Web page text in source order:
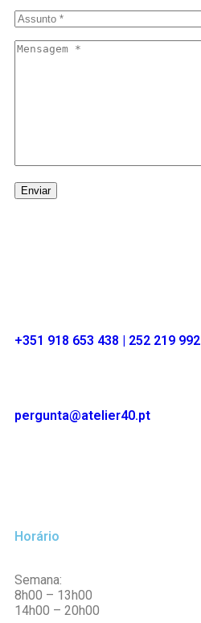
+351 918 653 438 | 252 219 992
pergunta@atelier40.pt
Horário
Semana:
8h00 – 13h00
14h00 – 20h00